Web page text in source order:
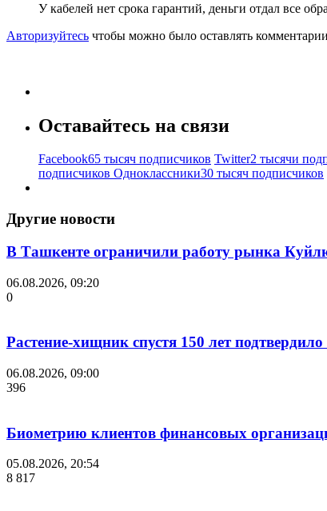
У кабелей нет срока гарантий, деньги отдал все
Авторизуйтесь чтобы можно было оставлять
Оставайтесь на связи
Facebook65 тысяч подписчиков Twitter2 тысячи
подписчиков Одноклассники30 тысяч подписчиков
Другие новости
В Ташкенте ограничили работу рынка
06.08.2026, 09:20
0
Растение-хищник спустя 150 лет
06.08.2026, 09:00
396
Биометрию клиентов финансовых
05.08.2026, 20:54
8 817